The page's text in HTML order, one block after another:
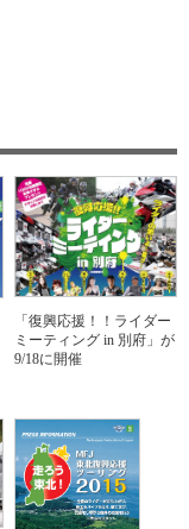
「復興応援！！ライダー
ミーティング in 別府」が
9/18に開催